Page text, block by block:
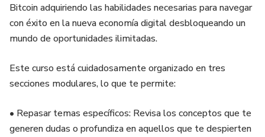
Bitcoin adquiriendo las habilidades necesarias para navegar
con éxito en la nueva economía digital desbloqueando un
mundo de oportunidades ilimitadas.
Este curso está cuidadosamente organizado en tres
secciones modulares, lo que te permite:
• Repasar temas específicos: Revisa los conceptos que te
generen dudas o profundiza en aquellos que te despierten